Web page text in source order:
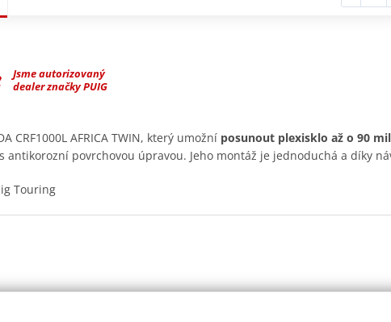
Jsme autorizovaný
dealer značky PUIG
AFRICA TWIN, který umožní posunout plexisklo až o 90
antikorozní povrchovou úpravou. Jeho montáž je jednoduchá a díky
Touring